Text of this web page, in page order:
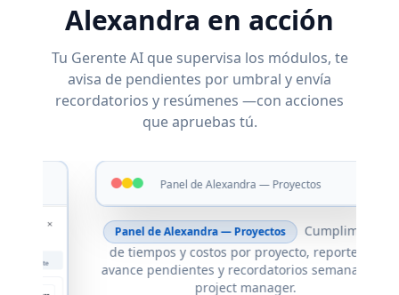
Alexandra en acción
Tu Gerente AI que supervisa los módulos, te
avisa de pendientes por umbral y envía
recordatorios y resúmenes —con acciones
que apruebas tú.
Panel de Alexandra — Proyectos